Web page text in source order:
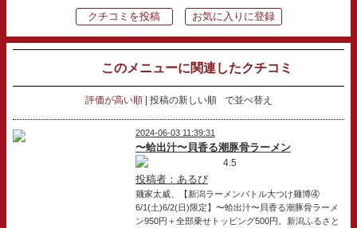
クチコミを投稿 お気に入りに登録
このメニューに関連したクチコミ
評価が高い順 投稿の新しい順 で並べ替え
2024-06-03 11:39:31
〜蛤出汁〜貝香る潮豚骨ラーメン
4.5
投稿者：あるび
麺家太威、【新潟ラーメンバトル大つけ麺博④
6/1(土)6/2(日)限定】〜蛤出汁〜貝香る潮豚骨ラーメ
ン950円＋全部乗せトッピング500円。新潟ふるさと